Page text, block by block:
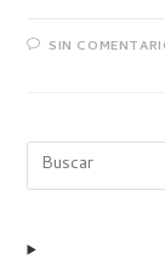
SIN